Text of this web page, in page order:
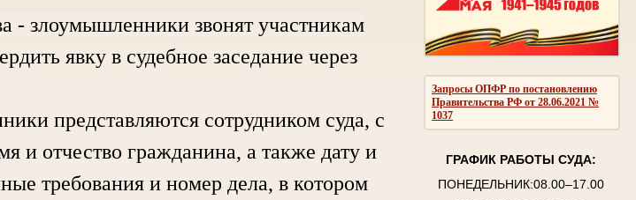
Запросы ОПФР по постановлению
Правительства РФ от 28.06.2021 №
1037
ГРАФИК РАБОТЫ СУДА:
ПОНЕДЕЛЬНИК:08.00–17.00
- злоумышленники звонят участникам
явку в судебное заседание через
представляются сотрудником суда, с
и отчество гражданина, а также дату и
требования и номер дела, в котором